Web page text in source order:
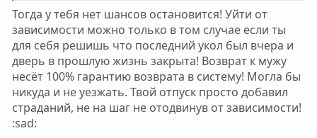
г
о
л
о
с
г
о
л
о
с
Тогда у тебя нет шансов остановится! Уйти от
зависимости можно только в том случае если ты
для себя решишь что последний укол был вчера и
дверь в прошлую жизнь закрыта! Возврат к мужу
несёт 100% гарантию возврата в систему! Могла бы
никуда и не уезжать. Твой отпуск просто добавил
страданий, не на шаг не отодвинув от зависимости!
:sad: